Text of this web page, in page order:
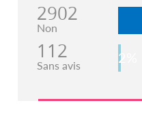
2902
Non
112
Sans avis 2%